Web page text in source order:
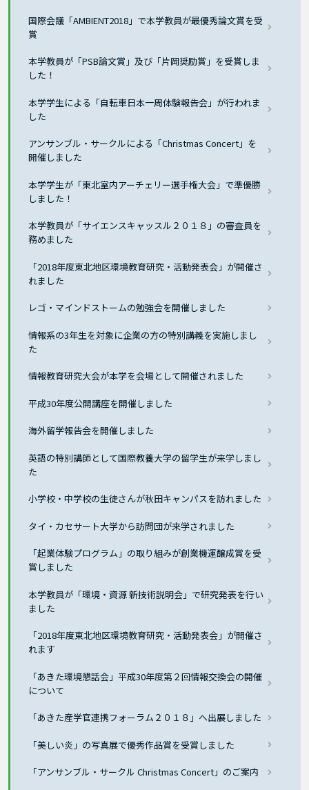
国際会議「AMBIENT2018」で本学教員が最優秀論文賞を受
賞
本学教員が「PSB論文賞」及び「片岡奨励賞」を受賞しま
した！
本学学生による「自転車日本一周体験報告会」が行われま
した
アンサンブル・サークルによる「Christmas Concert」を
開催しました
本学学生が「東北室内アーチェリー選手権大会」で準優勝
しました！
本学教員が「サイエンスキャッスル２０１８」の審査員を
務めました
「2018年度東北地区環境教育研究・活動発表会」が開催さ
れました
レゴ・マインドストームの勉強会を開催しました
情報系の3年生を対象に企業の方の特別講義を実施しまし
た
情報教育研究大会が本学を会場として開催されました
平成30年度公開講座を開催しました
海外留学報告会を開催しました
英語の特別講師として国際教養大学の留学生が来学しまし
た
小学校・中学校の生徒さんが秋田キャンパスを訪れました
タイ・カセサート大学から訪問団が来学されました
「起業体験プログラム」の取り組みが創業機運醸成賞を受
賞しました
本学教員が「環境・資源 新技術説明会」で研究発表を行い
ました
「2018年度東北地区環境教育研究・活動発表会」が開催さ
れます
「あきた環境懇話会」平成30年度第２回情報交換会の開催
について
「あきた産学官連携フォーラム２０１８」へ出展しました
「美しい炎」の写真展で優秀作品賞を受賞しました
「アンサンブル・サークル Christmas Concert」のご案内